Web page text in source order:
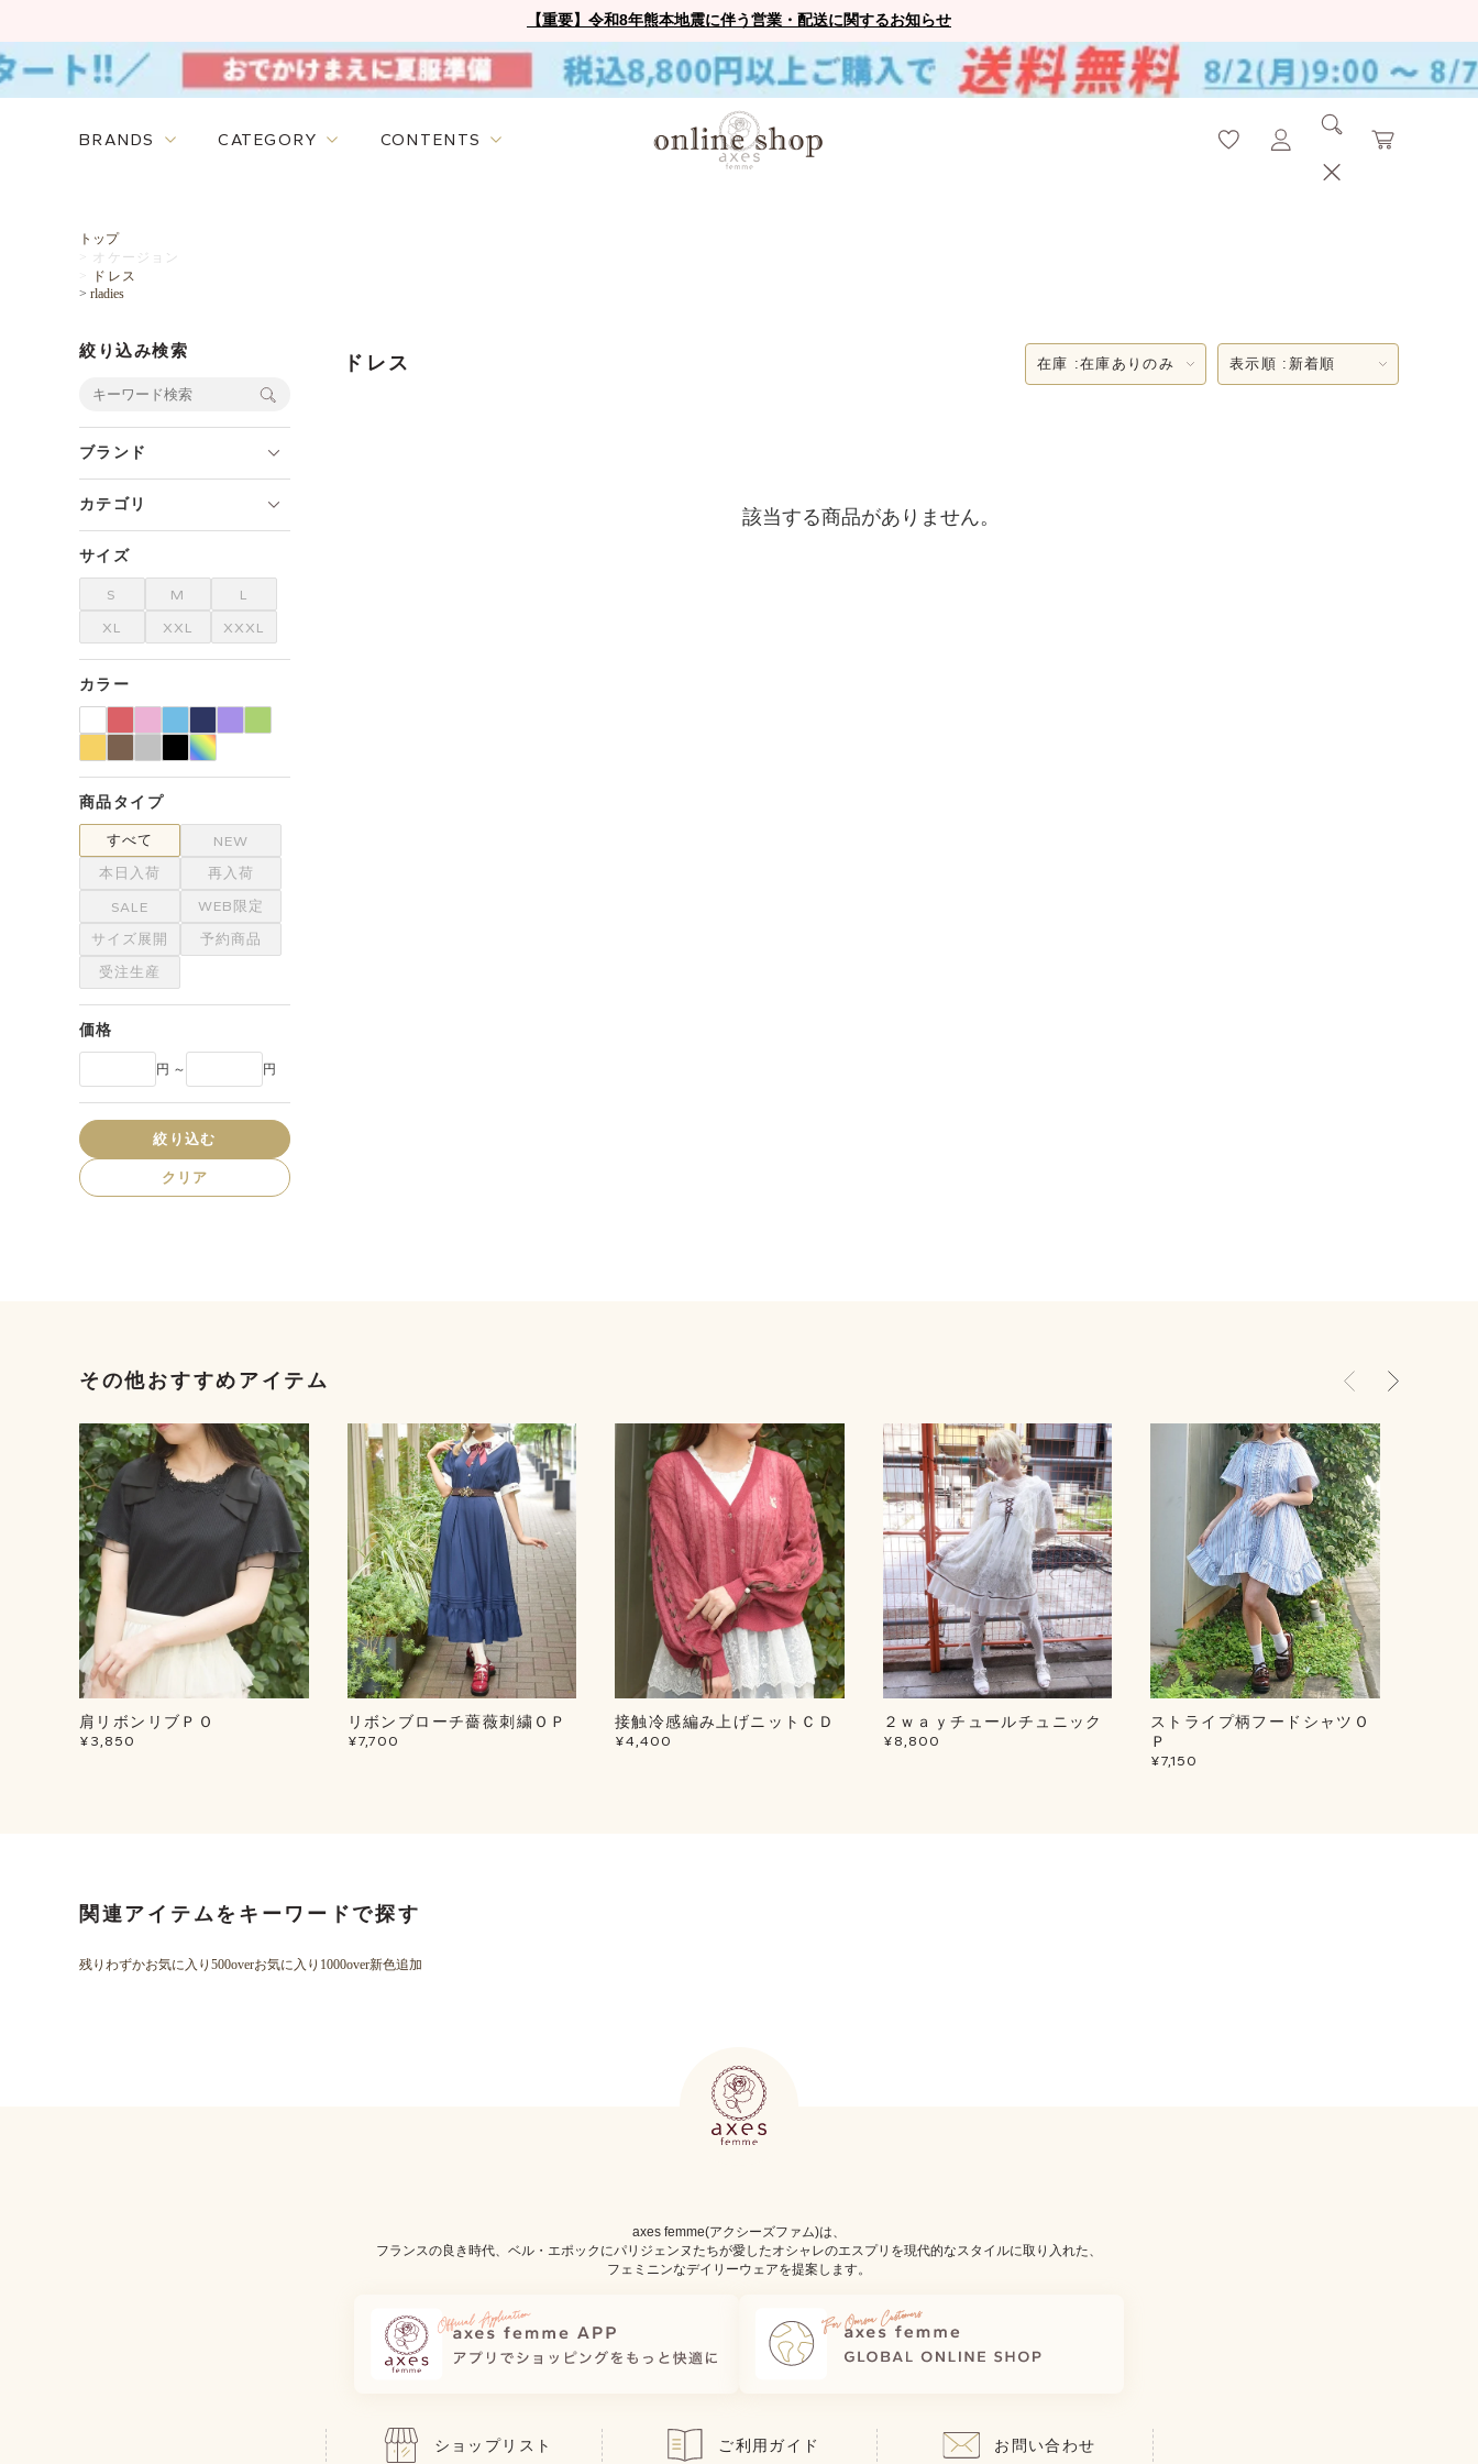
【重要】令和8年熊本地震に伴う営業・配送に関するお知らせ
BRANDS CATEGORY CONTENTS
トップ
> オケージョン
>
ドレス
> rladies
絞り込み検索
ブランド
カテゴリ
サイズ
S M
L
XL
XXL XXXL
カラー
商品タイプ
すべて
NEW
本日入荷
再入荷
SALE
WEB限定
サイズ展開
予約商品
受注生産
価格
円 ～ 円
絞り込む
クリア
ドレス 在庫 :在庫ありのみ 表示順 : 新着順
該当する商品がありません。
その他おすすめアイテム
肩リボンリブＰＯ
¥3,850
リボンブローチ薔薇刺繍ＯＰ
¥7,700
接触冷感編み上げニットＣＤ
¥4,400
２ｗａｙチュールチュニック
¥8,800
ストライプ柄フードシャツＯ
Ｐ
¥7,150
関連アイテムをキーワードで探す
残りわずかお気に入り500overお気に入り1000over新色追加
axes femme(アクシーズファム)は、
フランスの良き時代、ベル・エポックにパリジェンヌたちが愛したオシャレのエスプリを現代的なスタイルに取り入れた、
フェミニンなデイリーウェアを提案します。
ショップリスト ご利用ガイド お問い合わせ